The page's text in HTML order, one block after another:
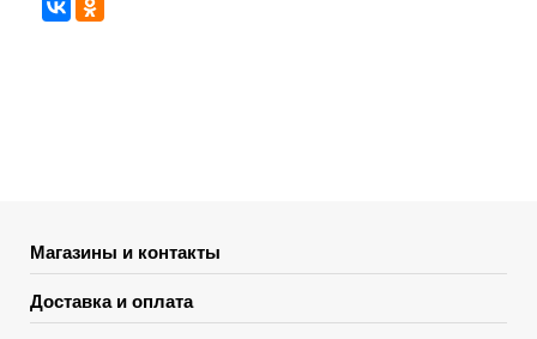
Магазины и контакты
Доставка и оплата